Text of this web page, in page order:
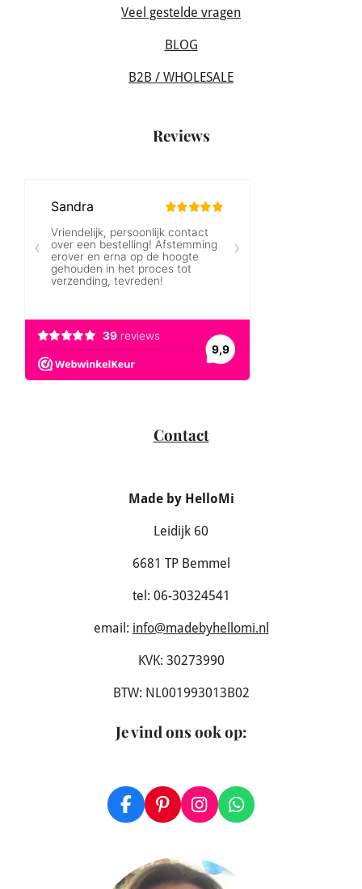
Veel gestelde vragen
BLOG
B2B / WHOLESALE
Reviews
Contact
Made by HelloMi
Leidijk 60
6681 TP Bemmel
tel: 06-30324541
email: info@madebyhellomi.nl
KVK: 30273990
BTW: NL001993013B02
Je vind ons ook op:
F
a
b
P
i
t
I
n
t
a
W
h